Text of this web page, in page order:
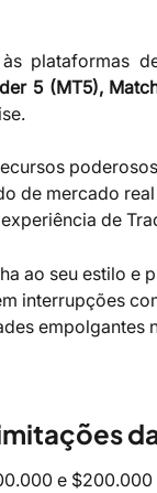
às plataformas
5 (MT5),
de mercado
de
ao seu estilo e
interrupções
empolgantes
e